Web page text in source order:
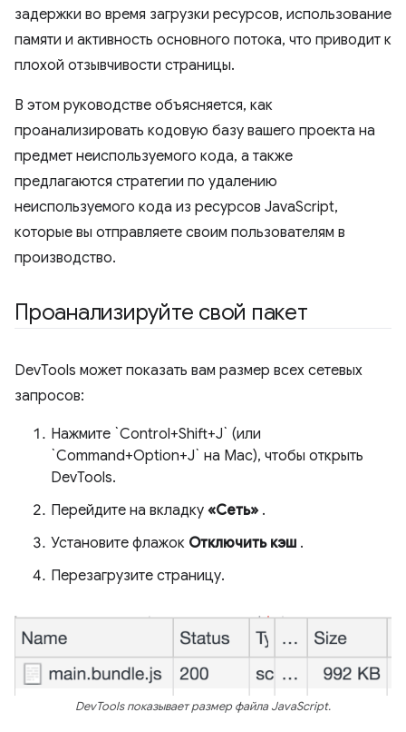
задержки во время загрузки ресурсов, использование
памяти и активность основного потока, что приводит к
плохой отзывчивости страницы.
В этом руководстве объясняется, как
проанализировать кодовую базу вашего проекта на
предмет неиспользуемого кода, а также
предлагаются стратегии по удалению
неиспользуемого кода из ресурсов JavaScript,
которые вы отправляете своим пользователям в
производство.
Проанализируйте свой пакет
DevTools может показать вам размер всех сетевых
запросов:
Нажмите `Control+Shift+J` (или
`Command+Option+J` на Mac), чтобы открыть
DevTools.
Перейдите на вкладку «Сеть» .
Установите флажок Отключить кэш .
Перезагрузите страницу.
DevTools показывает размер файла JavaScript.